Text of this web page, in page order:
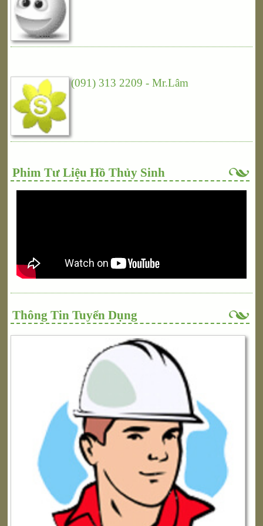
(091) 313 2209 - Mr.Lâm
Phim Tư Liệu Hồ Thủy Sinh
Thông Tin Tuyển Dụng